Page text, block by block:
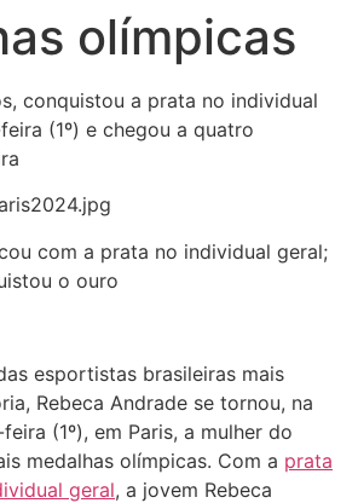
olímpicas
conquistou a prata no individual
(1º) e chegou a quatro
com a prata no individual geral;
o ouro
esportistas brasileiras mais
Rebeca Andrade se tornou, na
(1º), em Paris, a mulher do
medalhas olímpicas. Com a prata
geral, a jovem Rebeca